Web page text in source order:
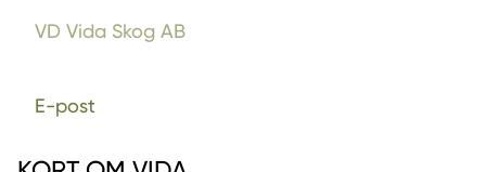
VD Vida Skog AB
E-post